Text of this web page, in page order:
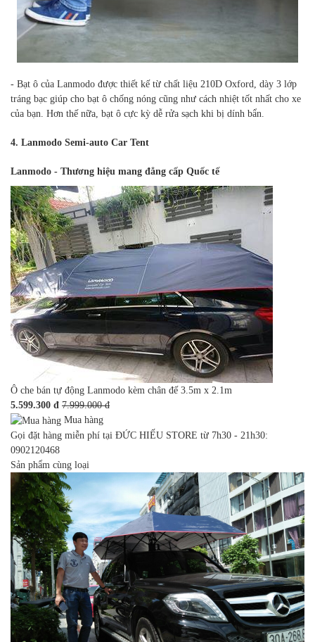
- Bạt ô của Lanmodo được thiết kế từ chất liệu 210D Oxford, dày 3 lớp
tráng bạc giúp cho bạt ô chống nóng cũng như cách nhiệt tốt nhất cho xe
của bạn. Hơn thế nữa, bạt ô cực kỳ dễ rửa sạch khi bị dính bẩn.
4. Lanmodo Semi-auto Car Tent
Lanmodo - Thương hiệu mang đẳng cấp Quốc tế
Ô che bán tự động Lanmodo kèm chân đế 3.5m x 2.1m
5.599.300 đ 7.999.000 đ
Mua hàng
Gọi đặt hàng miễn phí tại ĐỨC HIẾU STORE từ 7h30 - 21h30:
0902120468
Sản phẩm cùng loại